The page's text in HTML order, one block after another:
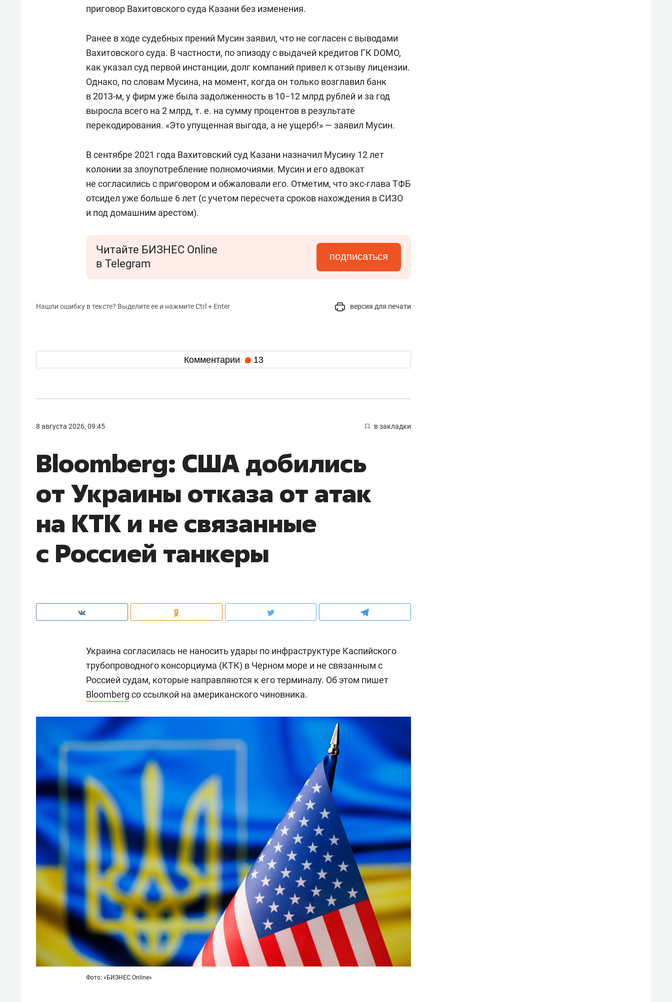
приговор Вахитовского суда Казани без изменения.
Ранее в ходе судебных прений Мусин заявил, что не согласен с выводами
Вахитовского суда. В частности, по эпизоду с выдачей кредитов ГК DOMO,
как указал суд первой инстанции, долг компаний привел к отзыву лицензии.
Однако, по словам Мусина, на момент, когда он только возглавил банк
в 2013-м, у фирм уже была задолженность в 10−12 млрд рублей и за год
выросла всего на 2 млрд, т. е. на сумму процентов в результате
перекодирования. «Это упущенная выгода, а не ущерб!» — заявил Мусин.
В сентябре 2021 года Вахитовский суд Казани назначил Мусину 12 лет
колонии за злоупотребление полномочиями. Мусин и его адвокат
не согласились с приговором и обжаловали его. Отметим, что экс-глава ТФБ
отсидел уже больше 6 лет (с учетом пересчета сроков нахождения в СИЗО
и под домашним арестом).
Читайте БИЗНЕС Online
в Telegram
подписаться
Нашли ошибку в тексте? Выделите ее и нажмите Ctrl + Enter версия для печати
Комментарии 13
8 августа 2026, 09:45 в закладки
Bloomberg: США добились
от Украины отказа от атак
на КТК и не связанные
с Россией танкеры
Украина согласилась не наносить удары по инфраструктуре Каспийского
трубопроводного консорциума (КТК) в Черном море и не связанным с
Россией судам, которые направляются к его терминалу. Об этом пишет
Bloomberg со ссылкой на американского чиновника.
Фото: «БИЗНЕС Online»